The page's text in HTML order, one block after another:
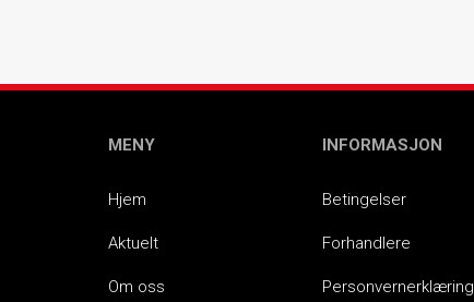
MENY
Hjem
Aktuelt
Om oss
INFORMASJON
Betingelser
Forhandlere
Personvernerklæring